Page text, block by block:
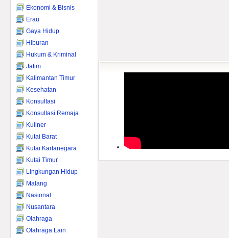
Ekonomi & Bisnis
Erau
Gaya Hidup
Hiburan
Hukum & Kriminal
Jatim
Kalimantan Timur
Kesehatan
Konsultasi
Konsultasi Remaja
Kuliner
Kutai Barat
Kutai Kartanegara
Kutai Timur
Lingkungan Hidup
Malang
Nasional
Nusantara
Olahraga
Olahraga Lain